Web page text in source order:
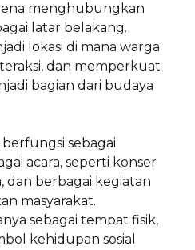
menghubungkan
latar belakang.
lokasi di mana warga
dan memperkuat
bagian dari budaya
sebagai
acara, seperti konser
dan berbagai kegiatan
masyarakat.
sebagai tempat fisik,
kehidupan sosial